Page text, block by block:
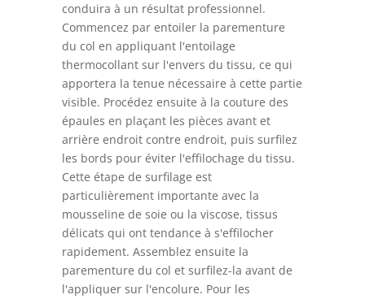
conduira à un résultat professionnel.
Commencez par entoiler la parementure
du col en appliquant l'entoilage
thermocollant sur l'envers du tissu, ce qui
apportera la tenue nécessaire à cette partie
visible. Procédez ensuite à la couture des
épaules en plaçant les pièces avant et
arrière endroit contre endroit, puis surfilez
les bords pour éviter l'effilochage du tissu.
Cette étape de surfilage est
particulièrement importante avec la
mousseline de soie ou la viscose, tissus
délicats qui ont tendance à s'effilocher
rapidement. Assemblez ensuite la
parementure du col et surfilez-la avant de
l'appliquer sur l'encolure. Pour les